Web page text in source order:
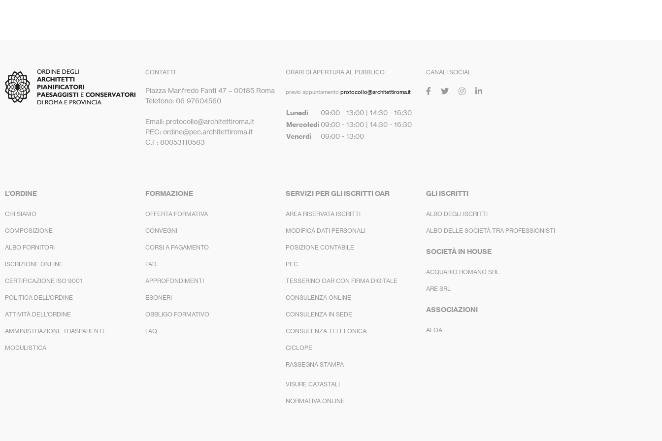
CONTATTI
Piazza Manfredo Fanti 47 – 00185 Roma
Telefono: 06 97604560
Email: protocollo@architettiroma.it
PEC: ordine@pec.architettiroma.it
C.F: 80053110583
ORARI DI APERTURA AL PUBBLICO
previo appuntamento protocollo@architettiroma.it
Lunedì 09:00 - 13:00 | 14:30 - 16:30
Mercoledì 09:00 - 13:00 | 14:30 - 16:30
Venerdì 09:00 - 13:00
CANALI SOCIAL
L’ORDINE
CHI SIAMO
COMPOSIZIONE
ALBO FORNITORI
ISCRIZIONE ONLINE
CERTIFICAZIONE ISO 9001
POLITICA DELL’ORDINE
ATTIVITÀ DELL’ORDINE
AMMINISTRAZIONE TRASPARENTE
MODULISTICA
FORMAZIONE
OFFERTA FORMATIVA
CONVEGNI
CORSI A PAGAMENTO
FAD
APPROFONDIMENTI
ESONERI
OBBLIGO FORMATIVO
FAQ
SERVIZI PER GLI ISCRITTI OAR
AREA RISERVATA ISCRITTI
MODIFICA DATI PERSONALI
POSIZIONE CONTABILE
PEC
TESSERINO OAR CON FIRMA DIGITALE
CONSULENZA ONLINE
CONSULENZA IN SEDE
CONSULENZA TELEFONICA
CICLOPE
RASSEGNA STAMPA
VISURE CATASTALI
NORMATIVA ONLINE
GLI ISCRITTI
ALBO DEGLI ISCRITTI
ALBO DELLE SOCIETÀ TRA PROFESSIONISTI
SOCIETÀ IN HOUSE
ACQUARIO ROMANO SRL
ARE SRL
ASSOCIAZIONI
ALOA